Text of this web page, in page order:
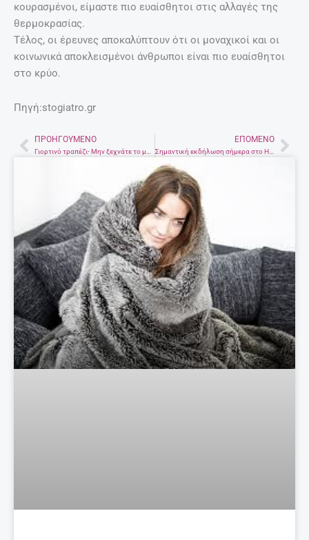
κουρασμένοι, είμαστε πιο ευαίσθητοι στις αλλαγές της
θερμοκρασίας.
Τέλος, οι έρευνες αποκαλύπτουν ότι οι μοναχικοί και οι
κοινωνικά αποκλεισμένοι άνθρωποι είναι πιο ευαίσθητοι
στο κρύο.
Πηγή:stogiatro.gr
PrevΠΡΟΗΓΟΎΜΕΝΟ
Γιορτινό τραπέζι- Μην ξεχνάτε το μέτρο!
ΕΠΌΜΕΝΟ
Σημαντική εκδήλωση σήμερα στο Ηράκλειο για την πολιτική Επιστήμη